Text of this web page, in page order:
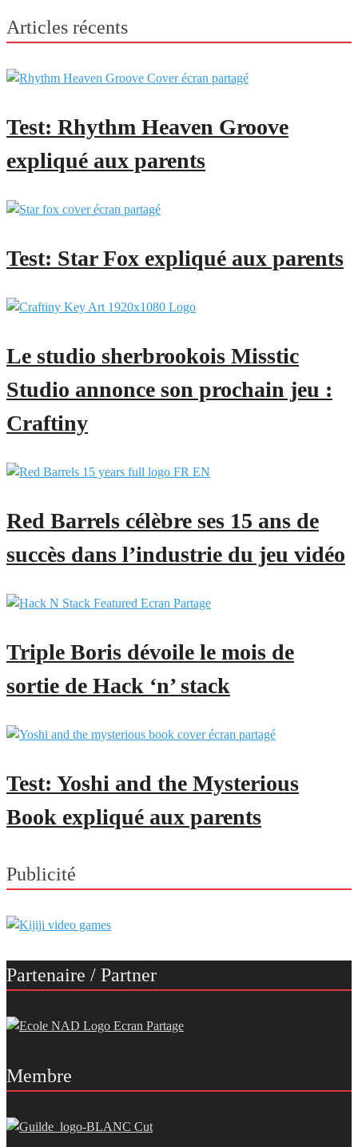
Articles récents
Test: Rhythm Heaven Groove
expliqué aux parents
Test: Star Fox expliqué aux parents
Le studio sherbrookois Misstic
Studio annonce son prochain jeu :
Craftiny
Red Barrels célèbre ses 15 ans de
succès dans l’industrie du jeu vidéo
Triple Boris dévoile le mois de
sortie de Hack ‘n’ stack
Test: Yoshi and the Mysterious
Book expliqué aux parents
Publicité
Partenaire / Partner
Membre